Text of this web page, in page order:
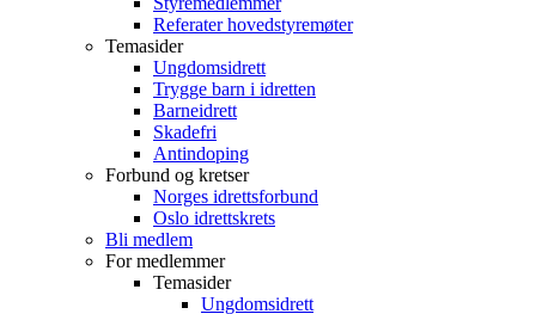
Referater hovedstyremøter
Temasider
Ungdomsidrett
Trygge barn i idretten
Barneidrett
Skadefri
Antindoping
Forbund og kretser
Norges idrettsforbund
Oslo idrettskrets
Bli medlem
For medlemmer
Temasider
Ungdomsidrett